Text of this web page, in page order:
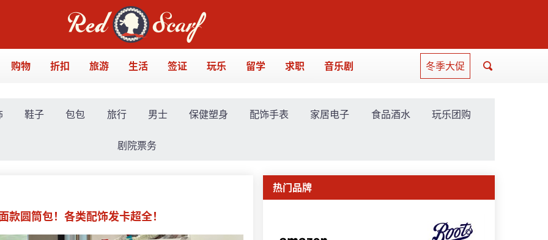
购物 折扣 旅游 生活 签证 玩乐 留学 求职 音乐剧 冬季大促
鞋子 包包 旅行 男士 保健塑身 配饰手表 家居电子 食品酒水 玩乐团购
剧院票务
圆筒包！各类配饰发卡超全！
热门品牌